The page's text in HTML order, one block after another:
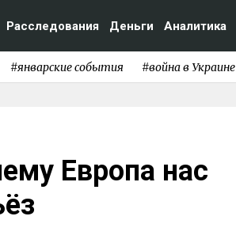
Расследования Деньги Аналитика
#январские события #война в Украине
Европа нас